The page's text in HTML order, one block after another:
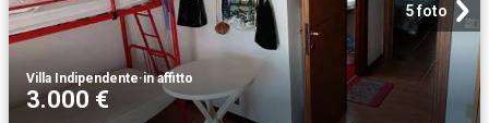
5 foto
Villa Indipendente·in affitto
3.000 €